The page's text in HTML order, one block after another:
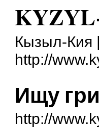
Кызыл-Кия
http://
Ищу
http://